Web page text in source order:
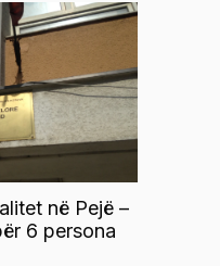
në Pejë –
6 persona